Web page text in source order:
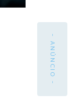
- ANÚNCIO -